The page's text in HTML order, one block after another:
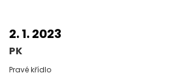
2. 1. 2023
PK
Pravé křídlo